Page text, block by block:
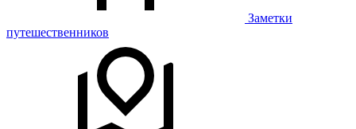
Заметки
путешественников